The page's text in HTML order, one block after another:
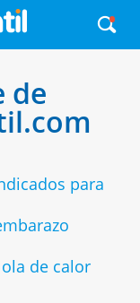
de
para
de calor